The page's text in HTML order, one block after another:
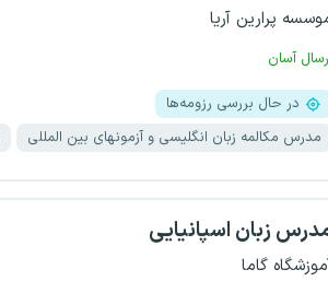
پرارین آریا
آسان
در حال بررسی رزومه‌ها
مدرس مکالمه زبان انگلیسی و آزمونهای بین المللی
زبان اسپانیایی
گاما